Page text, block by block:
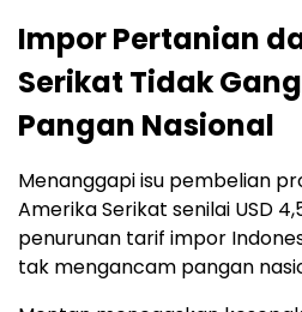
Impor Pertanian
Serikat Tidak
Pangan Nasional
Menanggapi isu pembelian
Amerika Serikat senilai USD
penurunan tarif impor
tak mengancam pangan